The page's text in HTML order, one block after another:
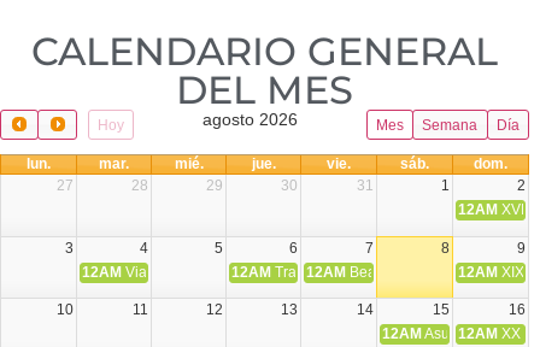
CALENDARIO GENERAL
DEL MES​
Hoy Mes Semana Día
agosto 2026
lun. mar. mié. jue. vie. sáb.
dom.
27
28 29 30 31 1
2
12AM XVIII
3 4 5 6 7 8
9
12AM Viaje Diocesano a Japón.
12AM Transfiguración del Señor
12AM Beatos Cruz Laplana,
12AM XIX
10 11 12 13 14 15
16
12AM Asunción de la
12AM XX